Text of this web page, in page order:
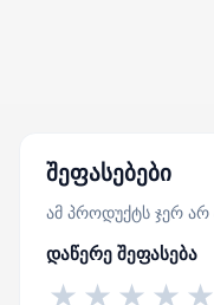
შეფასებები
ამ პროდუქტს ჯერ არ
დაწერე შეფასება
★
★
★
★
★